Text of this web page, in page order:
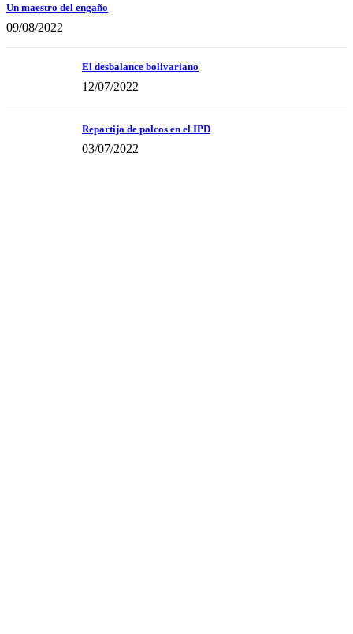
Un maestro del engaño
09/08/2022
El desbalance bolivariano
12/07/2022
Repartija de palcos en el IPD
03/07/2022